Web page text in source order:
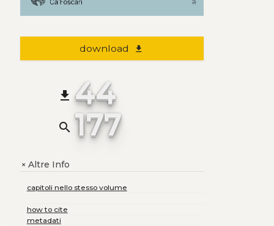
download file_download
file_download 44
search 177
+Altre Info
capitoli nello stesso volume
how to cite
metadati